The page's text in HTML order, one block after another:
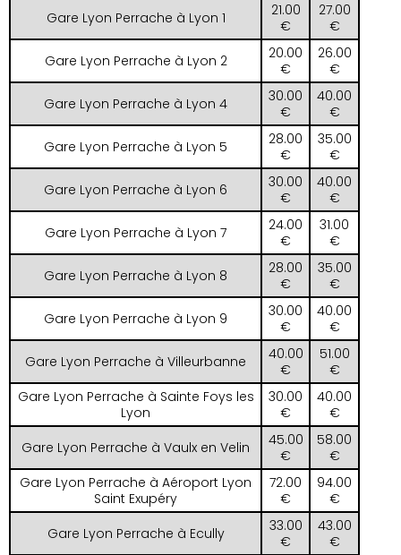
Gare Lyon Perrache à Lyon 1
21.00
€
27.00
€
Gare Lyon Perrache à Lyon 2
20.00
€
26.00
€
Gare Lyon Perrache à Lyon 4
30.00
€
40.00
€
Gare Lyon Perrache à Lyon 5
28.00
€
35.00
€
Gare Lyon Perrache à Lyon 6
30.00
€
40.00
€
Gare Lyon Perrache à Lyon 7
24.00
€
31.00
€
Gare Lyon Perrache à Lyon 8
28.00
€
35.00
€
Gare Lyon Perrache à Lyon 9
30.00
€
40.00
€
Gare Lyon Perrache à Villeurbanne
40.00
€
51.00
€
Gare Lyon Perrache à Sainte Foys les
Lyon
30.00
€
40.00
€
Gare Lyon Perrache à Vaulx en Velin
45.00
€
58.00
€
Gare Lyon Perrache à Aéroport Lyon
Saint Exupéry
72.00
€
94.00
€
Gare Lyon Perrache à Ecully
33.00
€
43.00
€